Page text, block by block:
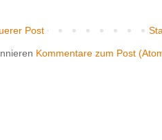
Post
Kommentare zum Post